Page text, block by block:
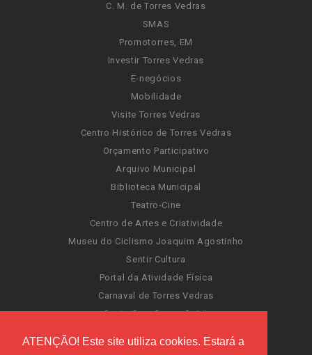
ATENÇÃO! Este site utiliza cookies. Estará a
C. M. de Torres Vedras
SMAS
Promotorres, EM
Investir Torres Vedras
E-negócios
Mobilidade
Visite Torres Vedras
Centro Histórico de Torres Vedras
Orçamento Participativo
Arquivo Municipal
Biblioteca Municipal
Teatro-Cine
Centro de Artes e Criatividade
Museu do Ciclismo Joaquim Agostinho
Sentir Cultura
Portal da Atividade Física
Carnaval de Torres Vedras
Santa Cruz Ocean Spirit